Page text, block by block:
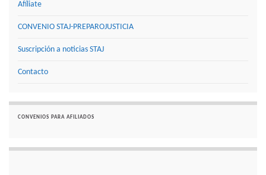
Afíliate
CONVENIO STAJ-PREPAROJUSTICIA
Suscripción a noticias STAJ
Contacto
CONVENIOS PARA AFILIADOS